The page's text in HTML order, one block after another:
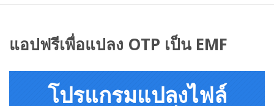
แอปฟรีเพื่อแปลง OTP เป็น EMF